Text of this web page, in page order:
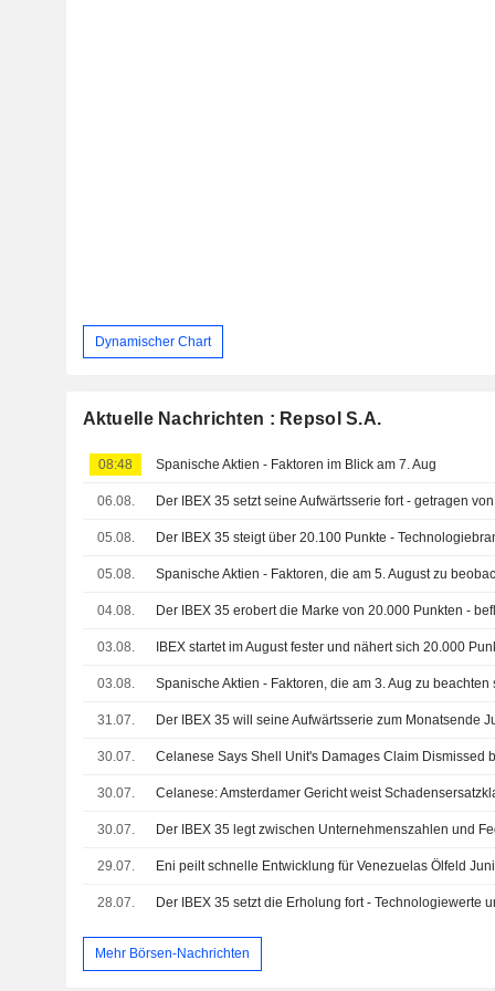
Dynamischer Chart
Aktuelle Nachrichten : Repsol S.A.
08:48 Spanische Aktien - Faktoren im Blick am 7. Aug
06.08.
05.08.
05.08. Spanische Aktien - Faktoren, die am 5. August zu
04.08.
03.08.
03.08. Spanische Aktien - Faktoren, die am 3. Aug zu beachten
31.07.
30.07. Celanese Says Shell Unit's Damages Claim Dismissed
30.07.
30.07. Der IBEX 35 legt zwischen Unternehmenszahlen und
29.07. Eni peilt schnelle Entwicklung für Venezuelas Ölfeld
28.07.
Mehr Börsen-Nachrichten